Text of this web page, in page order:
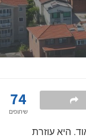
74
שיתופים
היא עוזרת